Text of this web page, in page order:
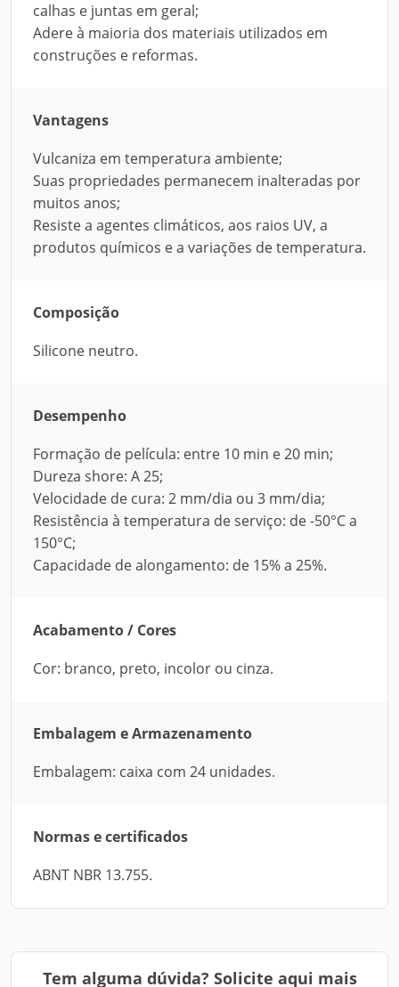
calhas e juntas em geral;
Adere à maioria dos materiais utilizados em
construções e reformas.
Vantagens
Vulcaniza em temperatura ambiente;
Suas propriedades permanecem inalteradas por
muitos anos;
Resiste a agentes climáticos, aos raios UV, a
produtos químicos e a variações de temperatura.
Composição
Silicone neutro.
Desempenho
Formação de película: entre 10 min e 20 min;
Dureza shore: A 25;
Velocidade de cura: 2 mm/dia ou 3 mm/dia;
Resistência à temperatura de serviço: de -50°C a
150°C;
Capacidade de alongamento: de 15% a 25%.
Acabamento / Cores
Cor: branco, preto, incolor ou cinza.
Embalagem e Armazenamento
Embalagem: caixa com 24 unidades.
Normas e certificados
ABNT NBR 13.755.
Tem alguma dúvida? Solicite aqui mais